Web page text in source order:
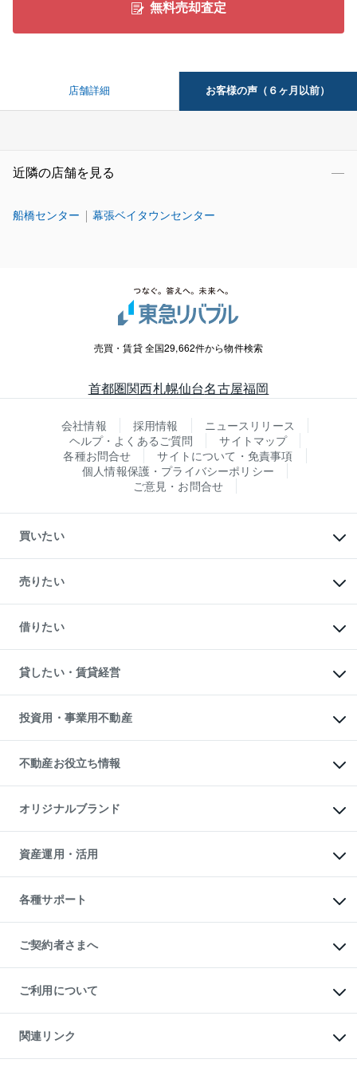
無料売却査定
店舗詳細 お客様の声（６ヶ月以前）
近隣の店舗を見る
船橋センター 幕張ベイタウンセンター
売買・賃貸 全国29,662件から物件検索
首都圏関西札幌仙台名古屋福岡
会社情報 採用情報
ニュースリリース
ヘルプ・よくあるご質問
サイトマップ
各種お問合せ
サイトについて・免責事項
個人情報保護・プライバシーポリシー
ご意見・お問合せ
買いたい
新築・分譲マンションの購入
中古マンションの購入
一戸建ての購入
中古一戸建ての購入
不動産購入の流れ
注目キーワード物件特集
購入ガイド
English 繁体中文簡体中文
売りたい
一戸建ての売却・査定
土地の売却・査定
スピードAI査定
不動産査定について
不動産売却の流れ
不動産買換えの流れ
売却ガイド
借りたい
オフィス・店舗の賃貸
借りるときの流れ
借りるガイド
貸したい・賃貸経営
マンション賃料データ
賃貸管理プラン
リロケーションについて
貸すガイド
投資用・事業用不動産
事業用不動産
マンション投資
投資用マンション
アパート経営
収益物件
ビル購入（ビル一棟）
投資用不動産の売却査定
事業用不動産の売却査定
不動産お役立ち情報
マンションライブラリー
人気マンションランキング
暮らしに役立つ不動産メディア
不動産相場・不動産価格情報
不動産コラム・ニュース
不動産用語集
不動産なんでもネット相談室
住まいの税金
オリジナルブランド
一棟リノベーションマンション
L`GENTE（ルジェンテ）
区分リノベーションマンション
投資用一棟レジデンスWELL
不動産小口投資
LEGACIA（レガシア）
資産運用・活用
不動産M&A
アセットマネジメント・出資
各種サポート
相続サポート
リフォームサポート
ご契約者さまへ
ご紹介・再契約特典
入居者様専用-各種ご案内（賃貸）
東急こすもす会「こすもすWeb」
ご利用について
金融商品取引について
東急リバブル ソーシャルメディアポリシー
ご意見・お問い合わせ（金融商品取引専用の相談・お問い合わせ窓口）
関連リンク